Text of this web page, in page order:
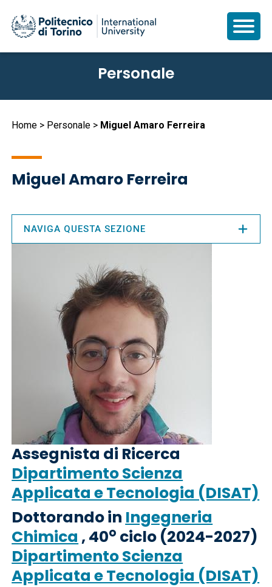
principale
Personale
Briciole
pane
Home Personale Miguel Amaro Ferreira
Miguel Amaro Ferreira
Assegnista di Ricerca
Dipartimento Scienza
Applicata e Tecnologia (DISAT)
Dottorando in Ingegneria
Chimica , 40o ciclo (2024-2027)
Dipartimento Scienza
Applicata e Tecnologia (DISAT)
NAVIGA QUESTA SEZIONE